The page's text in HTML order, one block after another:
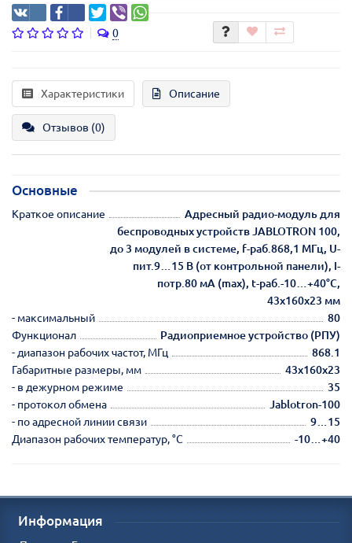
0
Характеристики Описание
Отзывов (0)
Основные
Краткое описание
Адресный радио-модуль для
беспроводных устройств JABLOTRON 100,
до 3 модулей в системе, f-раб.868,1 МГц, U-
пит.9…15 В (от контрольной панели), I-
потр.80 мА (max), t-раб.-10…+40°С,
43x160x23 мм
- максимальный
80
Функционал
Радиоприемное устройство (РПУ)
- диапазон рабочих частот, МГц
868.1
Габаритные размеры, мм
43х160х23
- в дежурном режиме
35
- протокол обмена
Jablotron-100
- по адресной линии связи
9…15
Диапазон рабочих температур, °С
-10…+40
Информация